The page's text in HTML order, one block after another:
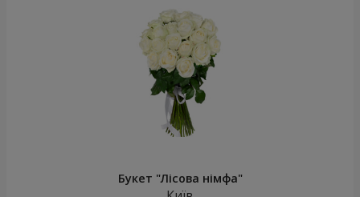
Букет "Лісова німфа"